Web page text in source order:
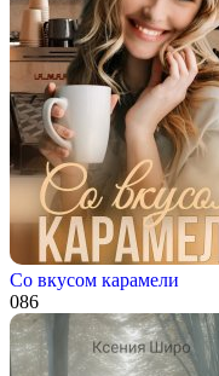
Со вкусом карамели
086